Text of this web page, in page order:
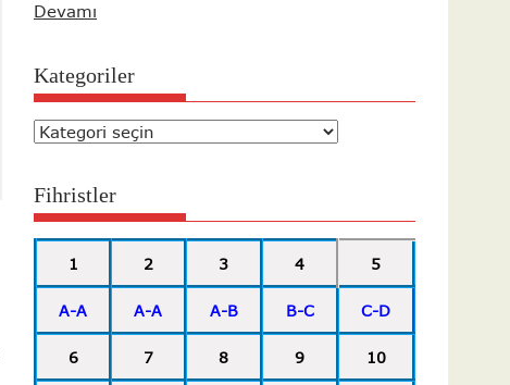
Devamı
Kategoriler
Kategoriler
Fihristler
1 2 3 4 5
A-A A-A A-B B-C C-D
6 7 8 9 10